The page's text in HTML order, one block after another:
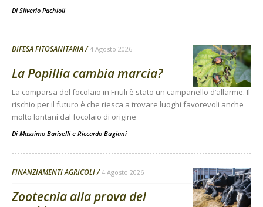
Di Silverio Pachioli
DIFESA FITOSANITARIA 4 Agosto 2026
La Popillia cambia marcia?
La comparsa del focolaio in Friuli è stato un campanello d’allarme. Il
rischio per il futuro è che riesca a trovare luoghi favorevoli anche
molto lontani dal focolaio di origine
Di Massimo Bariselli e Riccardo Bugiani
FINANZIAMENTI AGRICOLI 4 Agosto 2026
Zootecnia alla prova del